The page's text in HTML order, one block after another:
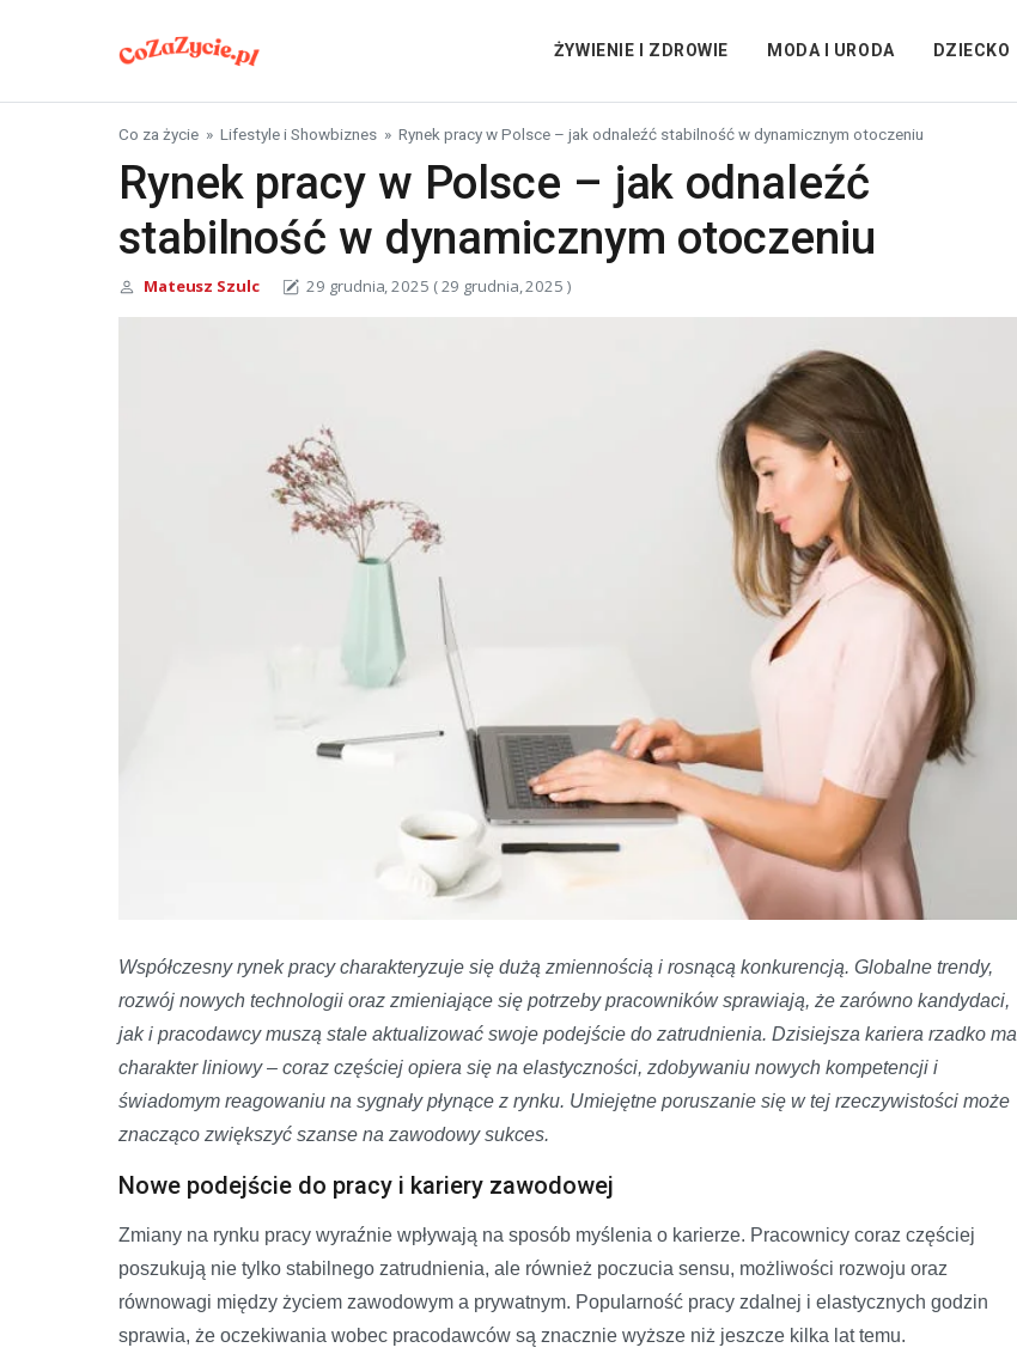
ŻYWIENIE I ZDROWIE MODA I URODA DZIECKO
Co za życie » Lifestyle i Showbiznes » Rynek pracy w Polsce – jak odnaleźć stabilność w dynamicznym otoczeniu
Rynek pracy w Polsce – jak odnaleźć
stabilność w dynamicznym otoczeniu
Mateusz Szulc 29 grudnia, 2025 ( 29 grudnia, 2025 )
Współczesny rynek pracy charakteryzuje się dużą zmiennością i rosnącą konkurencją. Globalne trendy,
rozwój nowych technologii oraz zmieniające się potrzeby pracowników sprawiają, że zarówno kandydaci,
jak i pracodawcy muszą stale aktualizować swoje podejście do zatrudnienia. Dzisiejsza kariera rzadko ma
charakter liniowy – coraz częściej opiera się na elastyczności, zdobywaniu nowych kompetencji i
świadomym reagowaniu na sygnały płynące z rynku. Umiejętne poruszanie się w tej rzeczywistości może
znacząco zwiększyć szanse na zawodowy sukces.
Nowe podejście do pracy i kariery zawodowej
Zmiany na rynku pracy wyraźnie wpływają na sposób myślenia o karierze. Pracownicy coraz częściej
poszukują nie tylko stabilnego zatrudnienia, ale również poczucia sensu, możliwości rozwoju oraz
równowagi między życiem zawodowym a prywatnym. Popularność pracy zdalnej i elastycznych godzin
sprawia, że oczekiwania wobec pracodawców są znacznie wyższe niż jeszcze kilka lat temu.